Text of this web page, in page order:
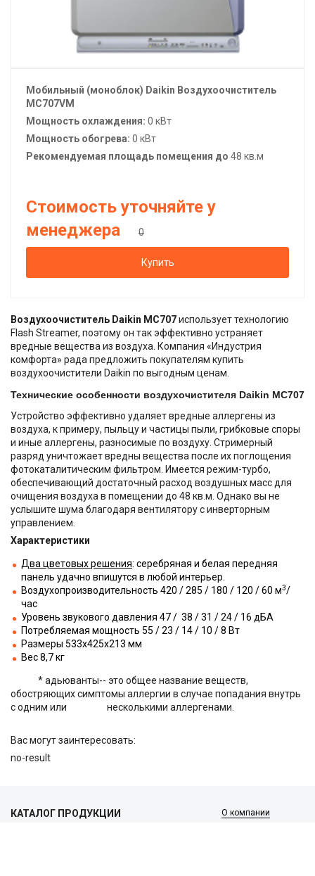
Мобильный (моноблок) Daikin Воздухоочиститель
MC707VM
Мощность охлаждения: 0 кВт
Мощность обогрева: 0 кВт
Рекомендуемая площадь помещения до 48 кв.м
Стоимость уточняйте у
менеджера
0
Купить
Воздухоочиститель Daikin MC707использует технологию
Flash Streamer, поэтому он так эффективно устраняет
вредные вещества из воздуха. Компания «Индустрия
комфорта» рада предложить покупателям купить
воздухоочистители Daikin по выгодным ценам.
Технические особенности воздухочистителя Daikin MC707
Устройство эффективно удаляет вредные аллергены из
воздуха, к примеру, пыльцу и частицы пыли, грибковые споры
и иные аллергены, разносимые по воздуху. Стримерный
разряд уничтожает вредны вещества после их поглощения
фотокаталитическим фильтром. Имеется режим-турбо,
обеспечивающий достаточный расход воздушных масс для
очищения воздуха в помещении до 48 кв.м. Однако вы не
услышите шума благодаря вентилятору с инверторным
управлением.
Характеристики
Два цветовых решения: серебряная и белая передняя
панель удачно впишутся в любой интерьер.
Воздухопроизводительность 420 / 285 / 180 / 120 / 60 м3/
час
Уровень звукового давления 47 / 38 / 31 / 24 / 16 дБА
Потребляемая мощность 55 / 23 / 14 / 10 / 8 Вт
Размеры 533х425х213 мм
Вес 8,7 кг
* адьюванты-- это общее название веществ,
обостряющих симптомы аллергии в случае попадания внутрь
с одним или несколькими аллергенами.
Вас могут заинтересовать:
no-result
КАТАЛОГ ПРОДУКЦИИ
О компании